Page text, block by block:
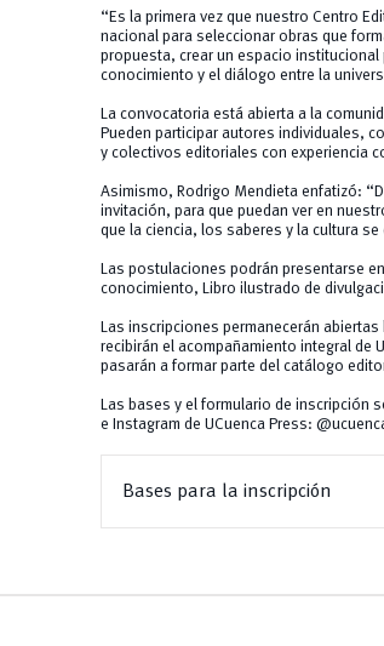
“Es la primera vez que nuestro Centro
nacional para seleccionar obras que
propuesta, crear un espacio
conocimiento y el diálogo entre la
La convocatoria está abierta a la
Pueden participar autores individuales,
y colectivos editoriales con experiencia
Asimismo, Rodrigo Mendieta enfatizó:
invitación, para que puedan ver en
que la ciencia, los saberes y la cultura
Las postulaciones podrán presentarse
conocimiento, Libro ilustrado de
Las inscripciones permanecerán
recibirán el acompañamiento integral de
pasarán a formar parte del catálogo
Las bases y el formulario de inscripción
e Instagram de UCuenca Press:
Bases para la inscripción